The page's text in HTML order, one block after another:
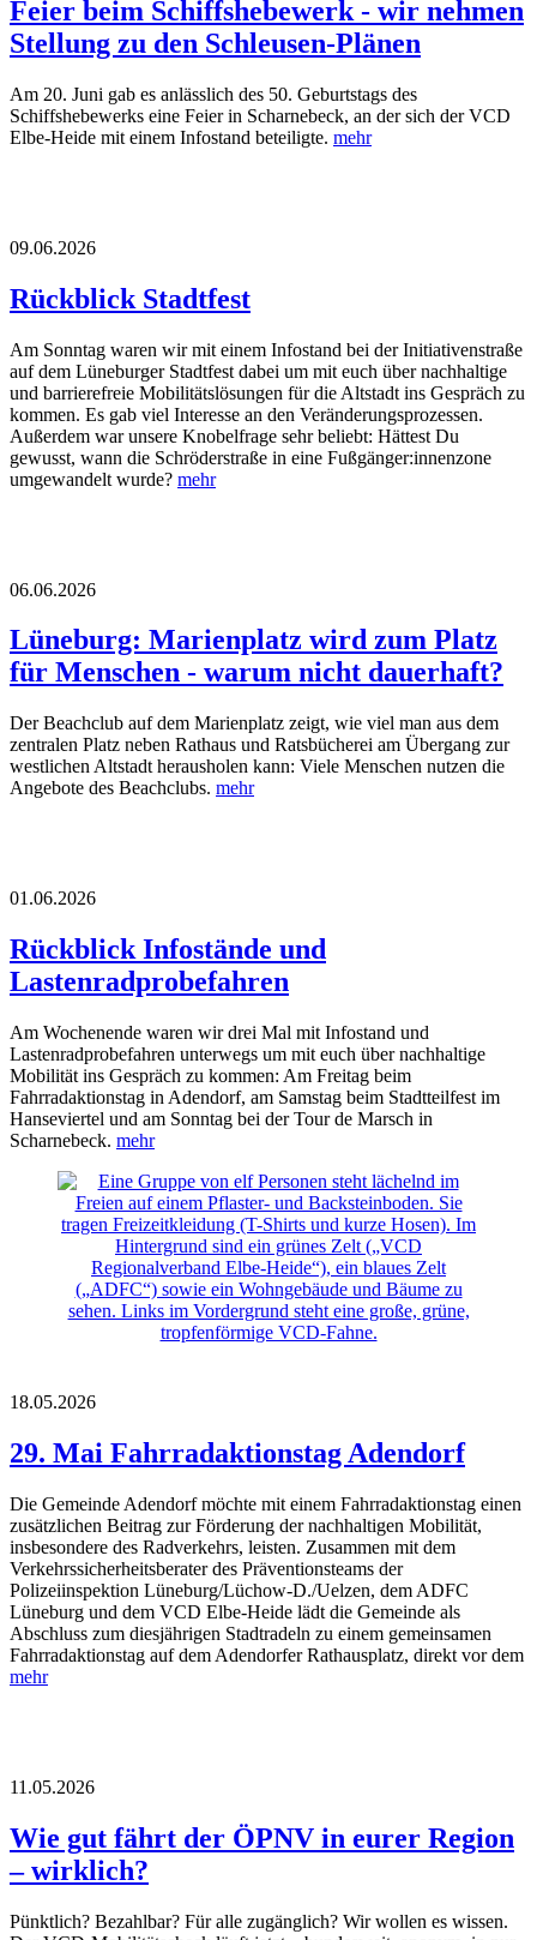
Feier beim Schiffshebewerk - wir nehmen
Stellung zu den Schleusen-Plänen
Am 20. Juni gab es anlässlich des 50. Geburtstags des
Schiffshebewerks eine Feier in Scharnebeck, an der sich der VCD
Elbe-Heide mit einem Infostand beteiligte. mehr
09.06.2026
Rückblick Stadtfest
Am Sonntag waren wir mit einem Infostand bei der Initiativenstraße
auf dem Lüneburger Stadtfest dabei um mit euch über nachhaltige
und barrierefreie Mobilitätslösungen für die Altstadt ins Gespräch zu
kommen. Es gab viel Interesse an den Veränderungsprozessen.
Außerdem war unsere Knobelfrage sehr beliebt: Hättest Du
gewusst, wann die Schröderstraße in eine Fußgänger:innenzone
umgewandelt wurde? mehr
06.06.2026
Lüneburg: Marienplatz wird zum Platz
für Menschen - warum nicht dauerhaft?
Der Beachclub auf dem Marienplatz zeigt, wie viel man aus dem
zentralen Platz neben Rathaus und Ratsbücherei am Übergang zur
westlichen Altstadt herausholen kann: Viele Menschen nutzen die
Angebote des Beachclubs. mehr
01.06.2026
Rückblick Infostände und
Lastenradprobefahren
Am Wochenende waren wir drei Mal mit Infostand und
Lastenradprobefahren unterwegs um mit euch über nachhaltige
Mobilität ins Gespräch zu kommen: Am Freitag beim
Fahrradaktionstag in Adendorf, am Samstag beim Stadtteilfest im
Hanseviertel und am Sonntag bei der Tour de Marsch in
Scharnebeck. mehr
18.05.2026
29. Mai Fahrradaktionstag Adendorf
Die Gemeinde Adendorf möchte mit einem Fahrradaktionstag einen
zusätzlichen Beitrag zur Förderung der nachhaltigen Mobilität,
insbesondere des Radverkehrs, leisten. Zusammen mit dem
Verkehrssicherheitsberater des Präventionsteams der
Polizeiinspektion Lüneburg/Lüchow-D./Uelzen, dem ADFC
Lüneburg und dem VCD Elbe-Heide lädt die Gemeinde als
Abschluss zum diesjährigen Stadtradeln zu einem gemeinsamen
Fahrradaktionstag auf dem Adendorfer Rathausplatz, direkt vor dem
mehr
11.05.2026
Wie gut fährt der ÖPNV in eurer Region
– wirklich?
Pünktlich? Bezahlbar? Für alle zugänglich? Wir wollen es wissen.